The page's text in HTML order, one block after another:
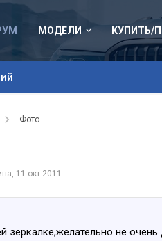
МОДЕЛИ КУПИТЬ/
Фото
, 11 окт 2011 .
зеркалке,желательно не